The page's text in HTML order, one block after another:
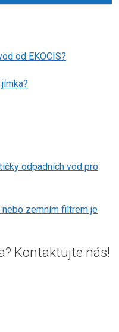
od EKOCIS?
odpadních vod pro
zemním filtrem je
Kontaktujte nás!